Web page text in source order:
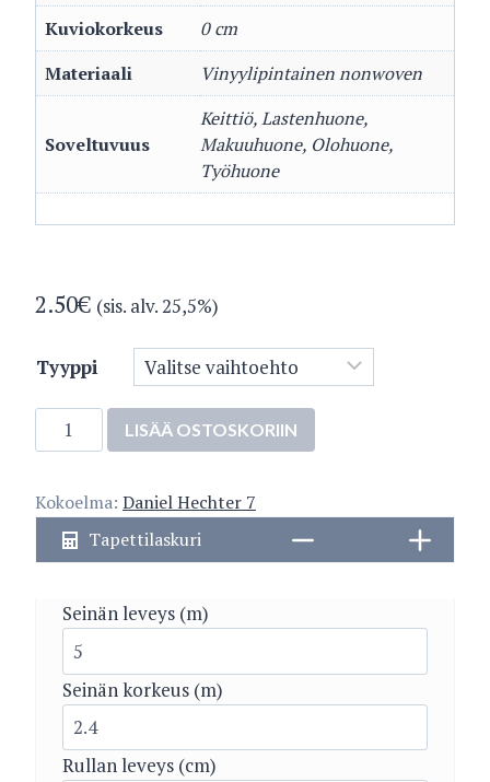
Kuviokorkeus
0 cm
Materiaali
Vinyylipintainen nonwoven
Soveltuvuus
Keittiö, Lastenhuone,
Makuuhuone, Olohuone,
Työhuone
2.50€ (sis. alv. 25,5%)
Tyyppi
78155-
8
LISÄÄ OSTOSKORIIN
Kokoelma: Daniel Hechter 7
Tapettilaskuri
Seinän leveys (m)
Seinän korkeus (m)
Rullan leveys (cm)